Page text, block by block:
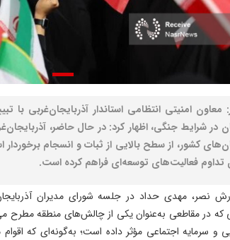
معاون امنیتی انتظامی استاندار آذربایجان‌غربی با
در شرایط جنگی، اظهار کرد: در حال حاضر،
کشور، از سطح بالایی از ثبات و انسجام
تداوم فعالیت‌های توسعه‌ای فراهم کرده است.
نصر، مهدی حداد در جلسه شورای مدیران
که در مقاطعی به‌عنوان یکی از چالش‌های منطقه مطرح
و سرمایه اجتماعی مؤثر داده است؛ به‌گونه‌ای که